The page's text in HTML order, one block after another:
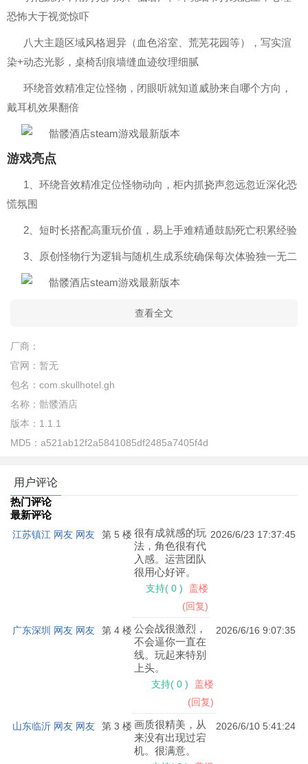
恐怖大于视觉惊吓
八大主题区域风格迥异（血色浴室、荒芜花园等），写实渲
染+动态光影，桌椅刮痕墙缝血迹纹理细腻
环绕音效精准定位怪物，闭眼听就知道威胁来自哪个方向，
戴耳机效果翻倍
游戏亮点
1、环绕音效精准定位怪物动向，柜内抓挠声忽远忽近深化恐
慌氛围
2、短时长搭配高重玩价值，易上手难精通鼓励死亡积累经验
3、原创怪物行为逻辑与随机生成系统确保每次体验独一无二
查看全文
厂商：
官网： 暂无
包名： com.skullhotel.gh
名称： 骷髅酒店
版本： 1.1.1
MD5： a521ab12f2a5841085df2485a7405f4d
用户评论
热门评论
最新评论
第 5 楼
江苏镇江 网友 网友 2026/6/23 17:37:45
很有成就感的玩
法，角色很有代
入感。运营团队
很用心好评。
支持( 0 )
盖楼
(回复)
第 4 楼
广东深圳 网友 网友 2026/6/16 9:07:35
公会战很激烈，
不会逼你一直在
线。玩起来特别
上头。
支持( 0 )
盖楼
(回复)
第 3 楼
山东临沂 网友 网友 2026/6/10 5:41:24
画质很精美，从
来没有出现过宕
机。很满意。